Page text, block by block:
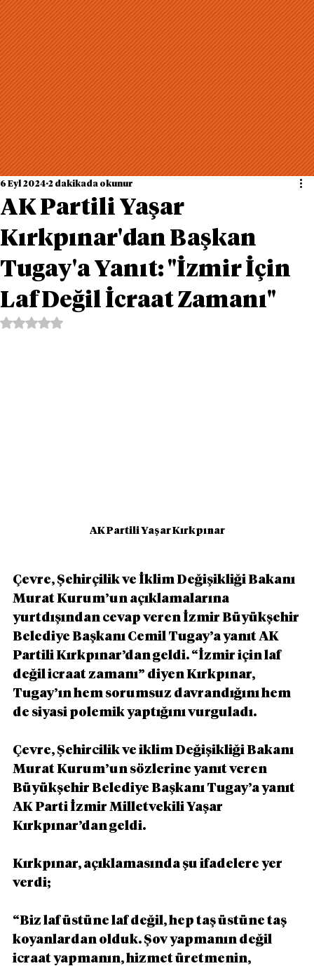
AK Partili Yaşar
Kırkpınar'dan Başkan
Tugay'a Yanıt: "İzmir İçin
Laf Değil İcraat Zamanı"
6 Eyl 2024 2 dakikada okunur
5 üzerinden NaN yıldız
AK Partili Yaşar Kırkpınar
Çevre, Şehirçilik ve İklim Değişikliği Bakanı
Murat Kurum’un açıklamalarına
yurtdışından cevap veren İzmir Büyükşehir
Belediye Başkanı Cemil Tugay’a yanıt AK
Partili Kırkpınar’dan geldi. “İzmir için laf
değil icraat zamanı” diyen Kırkpınar,
Tugay’ın hem sorumsuz davrandığını hem
de siyasi polemik yaptığını vurguladı.
Çevre, Şehircilik ve iklim Değişikliği Bakanı
Murat Kurum’un sözlerine yanıt veren
Büyükşehir Belediye Başkanı Tugay’a yanıt
AK Parti İzmir Milletvekili Yaşar
Kırkpınar’dan geldi.
Kırkpınar, açıklamasında şu ifadelere yer
verdi;
“Biz laf üstüne laf değil, hep taş üstüne taş
koyanlardan olduk. Şov yapmanın değil
icraat yapmanın, hizmet üretmenin,